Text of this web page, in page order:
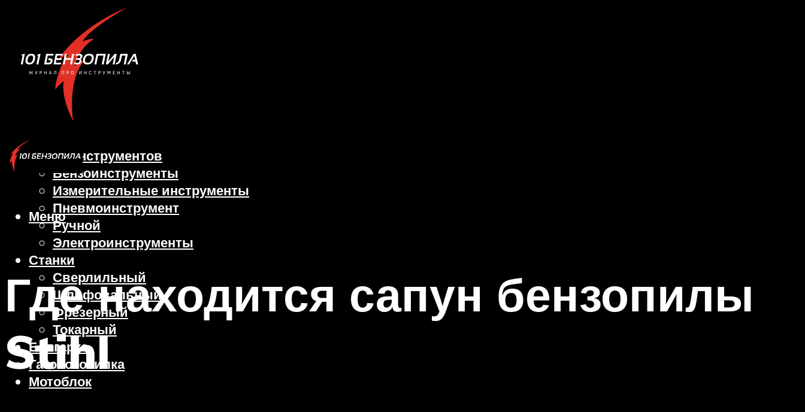
Виды инструментов
Бензоинструменты
Измерительные инструменты
Пневмоинструмент
Ручной
Электроинструменты
Станки
Сверлильный
Шлифовальный
Фрезерный
Токарный
Болгарка
Газонокосилка
Мотоблок
Меню
Где находится сапун бензопилы
Stihl